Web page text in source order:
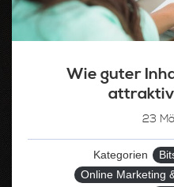
Wie guter
23
Kategorien
Online Marketing